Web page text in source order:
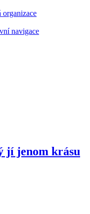
navigace
jí jenom krásu